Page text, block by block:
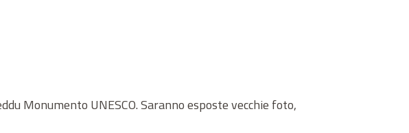
Monumento UNESCO. Saranno esposte vecchie foto,